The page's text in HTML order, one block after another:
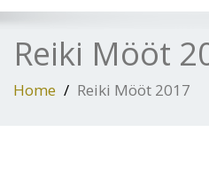
Reiki Mööt
Home Reiki Mööt 2017